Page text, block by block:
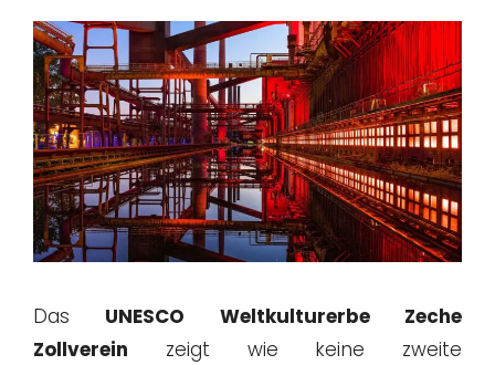
Das UNESCO Weltkulturerbe Zeche
Zollverein zeigt wie keine zweite